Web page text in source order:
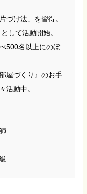
づけ法」を習得。
して活動開始。
500名以上にのぼ
屋づくり』のお手
活動中。